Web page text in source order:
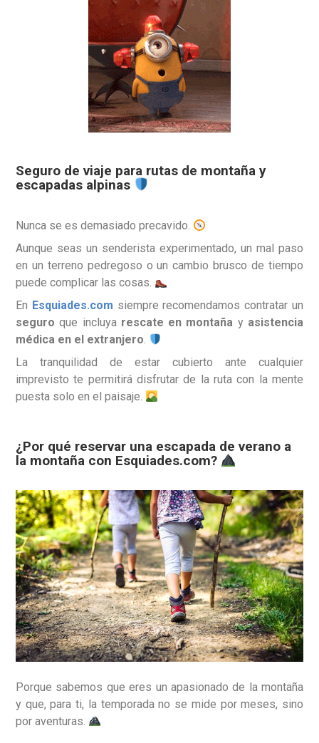
Seguro de viaje para rutas de montaña y
escapadas alpinas
Nunca se es demasiado precavido.
Aunque seas un senderista experimentado, un mal paso
en un terreno pedregoso o un cambio brusco de tiempo
puede complicar las cosas.
En Esquiades.com siempre recomendamos contratar un
seguro que incluya rescate en montaña y asistencia
médica en el extranjero.
La tranquilidad de estar cubierto ante cualquier
imprevisto te permitirá disfrutar de la ruta con la mente
puesta solo en el paisaje.
¿Por qué reservar una escapada de verano a
la montaña con Esquiades.com?
Porque sabemos que eres un apasionado de la montaña
y que, para ti, la temporada no se mide por meses, sino
por aventuras.